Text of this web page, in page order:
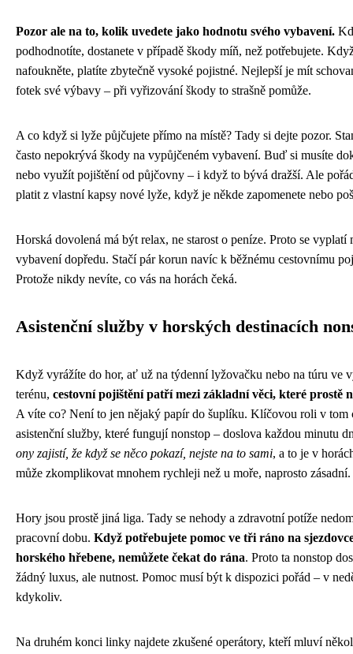
Pozor ale na to, kolik uvedete jako hodnotu svého vybavení.
podhodnotíte, dostanete v případě škody míň, než potřebujete.
nafoukněte, platíte zbytečně vysoké pojistné. Nejlepší je mít
fotek své výbavy – při vyřizování škody to strašně pomůže.
A co když si lyže půjčujete přímo na místě? Tady si dejte pozor.
často nepokrývá škody na vypůjčeném vybavení. Buď si musíte
nebo využít pojištění od půjčovny – i když to bývá dražší. Ale
platit z vlastní kapsy nové lyže, když je někde zapomenete nebo
Horská dovolená má být relax, ne starost o peníze. Proto se vyplatí
vybavení dopředu. Stačí pár korun navíc k běžnému cestovnímu
Protože nikdy nevíte, co vás na horách čeká.
Asistenční služby v horských destinacích
Když vyrážíte do hor, ať už na týdenní lyžovačku nebo na túru ve
terénu, cestovní pojištění patří mezi základní věci, které prostě
A víte co? Není to jen nějaký papír do šuplíku. Klíčovou roli v tom
asistenční služby, které fungují nonstop – doslova každou minutu
ony zajistí, že když se něco pokazí, nejste na to sami, a to je v
může zkomplikovat mnohem rychleji než u moře, naprosto zásadní.
Hory jsou prostě jiná liga. Tady se nehody a zdravotní potíže
pracovní dobu. Když potřebujete pomoc ve tři ráno na
horského hřebene, nemůžete čekat do rána. Proto ta nonstop
žádný luxus, ale nutnost. Pomoc musí být k dispozici pořád – v
kdykoliv.
Na druhém konci linky najdete zkušené operátory, kteří mluví